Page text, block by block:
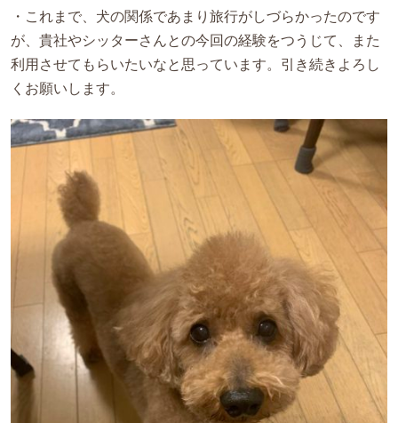
・これまで、犬の関係であまり旅行がしづらかったのです
が、貴社やシッターさんとの今回の経験をつうじて、また
利用させてもらいたいなと思っています。引き続きよろし
くお願いします。